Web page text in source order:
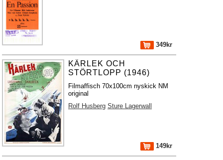
349kr
KÄRLEK OCH
STÖRTLOPP (1946)
Filmaffisch 70x100cm nyskick NM
original
Rolf Husberg Sture Lagerwall
149kr